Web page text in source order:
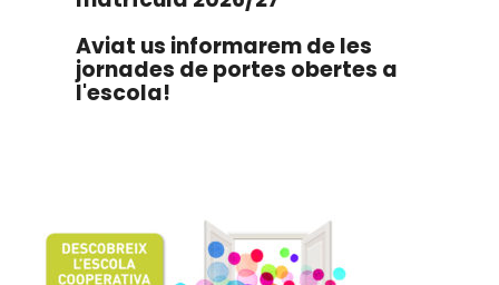
Aviat us informarem de les
jornades de portes obertes a
l'escola!